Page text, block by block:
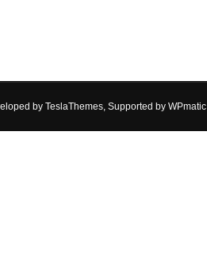
by TeslaThemes, Supported by WPmatic